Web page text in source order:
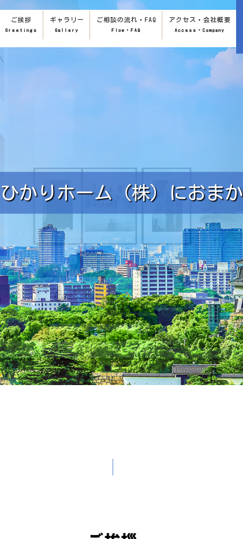
ご挨拶
Greetings
ギャラリー
Gallery
ご相談の流れ・FAQ
Flow・FAQ
アクセス・会社概要
Access・Company
かりホーム（株） におま